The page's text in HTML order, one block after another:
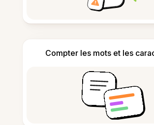
Compter les mots et les